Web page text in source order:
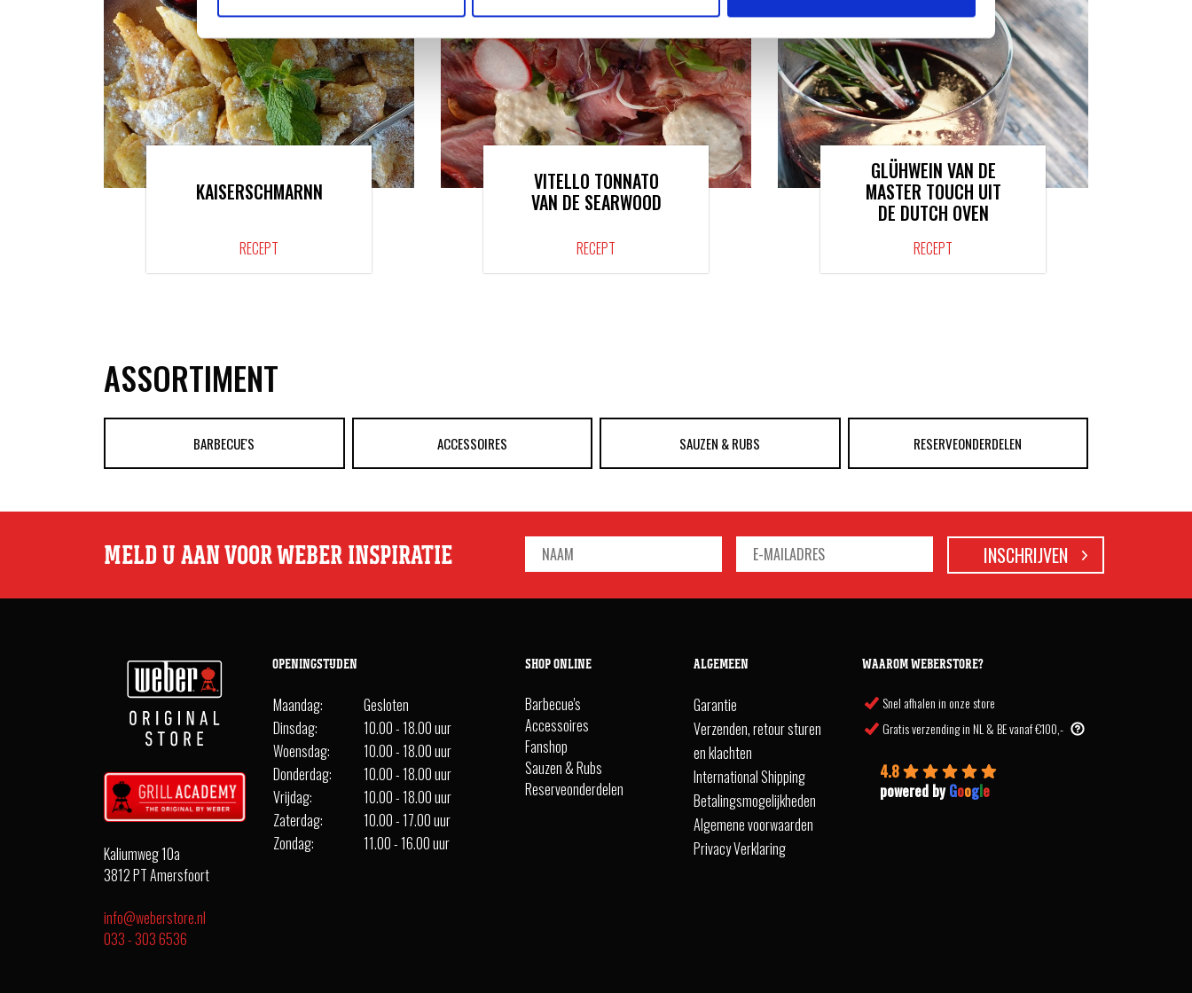
KAISERSCHMARNN
RECEPT
VITELLO TONNATO
VAN DE SEARWOOD
RECEPT
GLÜHWEIN VAN DE
MASTER TOUCH UIT
DE DUTCH OVEN
RECEPT
ASSORTIMENT
BARBECUE'S ACCESSOIRES SAUZEN & RUBS RESERVEONDERDELEN
MELD U AAN VOOR WEBER INSPIRATIE
Kaliumweg 10a
3812 PT Amersfoort
info@weberstore.nl
033 - 303 6536
OPENINGSTIJDEN
Maandag:
Gesloten
Dinsdag:
10.00 - 18.00 uur
Woensdag:
10.00 - 18.00 uur
Donderdag:
10.00 - 18.00 uur
Vrijdag:
10.00 - 18.00 uur
Zaterdag:
10.00 - 17.00 uur
Zondag:
11.00 - 16.00 uur
SHOP ONLINE
Barbecue's
Accessoires
Fanshop
Sauzen & Rubs
Reserveonderdelen
ALGEMEEN
Garantie
Verzenden, retour sturen
en klachten
International Shipping
Betalingsmogelijkheden
Algemene voorwaarden
Privacy Verklaring
WAAROM WEBERSTORE?
Snel afhalen in onze store
Gratis verzending in NL & BE vanaf €100,-
4.8
powered byGoogle